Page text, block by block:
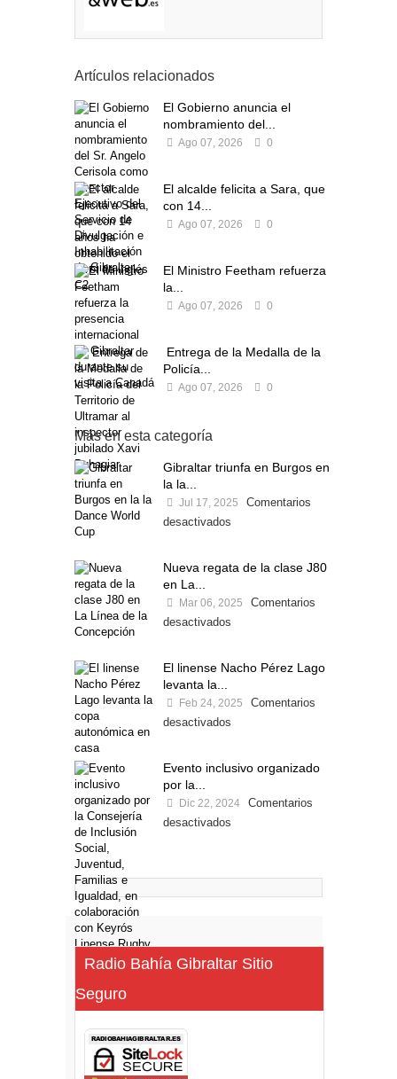
Artículos relacionados
El Gobierno anuncia el
nombramiento del...
Ago 07, 2026 0
El alcalde felicita a Sara, que
con 14...
Ago 07, 2026 0
El Ministro Feetham refuerza
la...
Ago 07, 2026 0
Entrega de la Medalla de la
Policía...
Ago 07, 2026 0
Más en esta categoría
Gibraltar triunfa en Burgos en
la la...
Jul 17, 2025
Comentarios
desactivados
Nueva regata de la clase J80
en La...
Mar 06, 2025
Comentarios
desactivados
El linense Nacho Pérez Lago
levanta la...
Feb 24, 2025
Comentarios
desactivados
Evento inclusivo organizado
por la...
Dic 22, 2024
Comentarios
desactivados
Radio Bahía Gibraltar Sitio
Seguro